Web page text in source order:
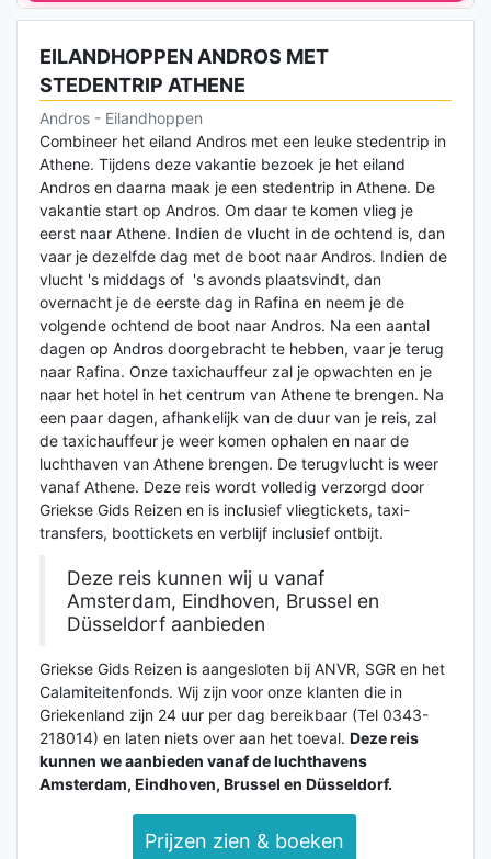
EILANDHOPPEN ANDROS MET
STEDENTRIP ATHENE
Andros - Eilandhoppen
Combineer het eiland Andros met een leuke stedentrip in
Athene. Tijdens deze vakantie bezoek je het eiland
Andros en daarna maak je een stedentrip in Athene. De
vakantie start op Andros. Om daar te komen vlieg je
eerst naar Athene. Indien de vlucht in de ochtend is, dan
vaar je dezelfde dag met de boot naar Andros. Indien de
vlucht 's middags of 's avonds plaatsvindt, dan
overnacht je de eerste dag in Rafina en neem je de
volgende ochtend de boot naar Andros. Na een aantal
dagen op Andros doorgebracht te hebben, vaar je terug
naar Rafina. Onze taxichauffeur zal je opwachten en je
naar het hotel in het centrum van Athene te brengen. Na
een paar dagen, afhankelijk van de duur van je reis, zal
de taxichauffeur je weer komen ophalen en naar de
luchthaven van Athene brengen. De terugvlucht is weer
vanaf Athene. Deze reis wordt volledig verzorgd door
Griekse Gids Reizen en is inclusief vliegtickets, taxi-
transfers, boottickets en verblijf inclusief ontbijt.
Deze reis kunnen wij u vanaf
Amsterdam, Eindhoven, Brussel en
Düsseldorf aanbieden
Griekse Gids Reizen is aangesloten bij ANVR, SGR en het
Calamiteitenfonds. Wij zijn voor onze klanten die in
Griekenland zijn 24 uur per dag bereikbaar (Tel 0343-
218014) en laten niets over aan het toeval. Deze reis
kunnen we aanbieden vanaf de luchthavens
Amsterdam, Eindhoven, Brussel en Düsseldorf.
Prijzen zien & boeken